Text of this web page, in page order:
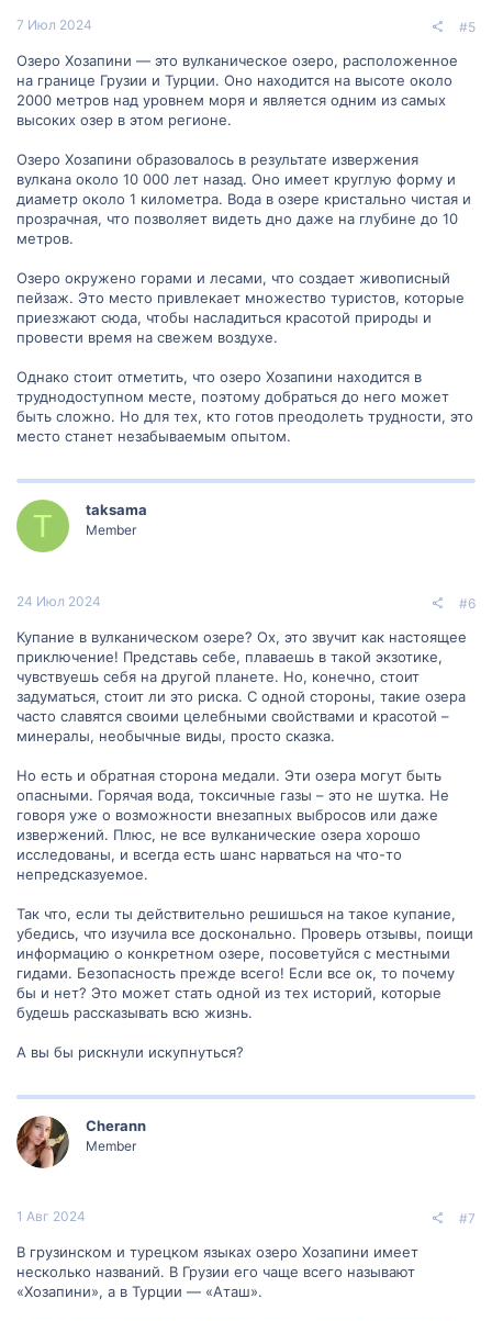
7 Июл 2024 #5
Озеро Хозапини — это вулканическое озеро, расположенное
на границе Грузии и Турции. Оно находится на высоте около
2000 метров над уровнем моря и является одним из самых
высоких озер в этом регионе.
Озеро Хозапини образовалось в результате извержения
вулкана около 10 000 лет назад. Оно имеет круглую форму и
диаметр около 1 километра. Вода в озере кристально чистая и
прозрачная, что позволяет видеть дно даже на глубине до 10
метров.
Озеро окружено горами и лесами, что создает живописный
пейзаж. Это место привлекает множество туристов, которые
приезжают сюда, чтобы насладиться красотой природы и
провести время на свежем воздухе.
Однако стоит отметить, что озеро Хозапини находится в
труднодоступном месте, поэтому добраться до него может
быть сложно. Но для тех, кто готов преодолеть трудности, это
место станет незабываемым опытом.
T taksama
Member
24 Июл 2024 #6
Купание в вулканическом озере? Ох, это звучит как настоящее
приключение! Представь себе, плаваешь в такой экзотике,
чувствуешь себя на другой планете. Но, конечно, стоит
задуматься, стоит ли это риска. С одной стороны, такие озера
часто славятся своими целебными свойствами и красотой –
минералы, необычные виды, просто сказка.
Но есть и обратная сторона медали. Эти озера могут быть
опасными. Горячая вода, токсичные газы – это не шутка. Не
говоря уже о возможности внезапных выбросов или даже
извержений. Плюс, не все вулканические озера хорошо
исследованы, и всегда есть шанс нарваться на что-то
непредсказуемое.
Так что, если ты действительно решишься на такое купание,
убедись, что изучила все досконально. Проверь отзывы, поищи
информацию о конкретном озере, посоветуйся с местными
гидами. Безопасность прежде всего! Если все ок, то почему
бы и нет? Это может стать одной из тех историй, которые
будешь рассказывать всю жизнь.
А вы бы рискнули искупнуться?
Cherann
Member
1 Авг 2024 #7
В грузинском и турецком языках озеро Хозапини имеет
несколько названий. В Грузии его чаще всего называют
«Хозапини», а в Турции — «Аташ».